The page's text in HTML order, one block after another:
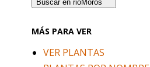
MÁS PARA VER
VER PLANTAS